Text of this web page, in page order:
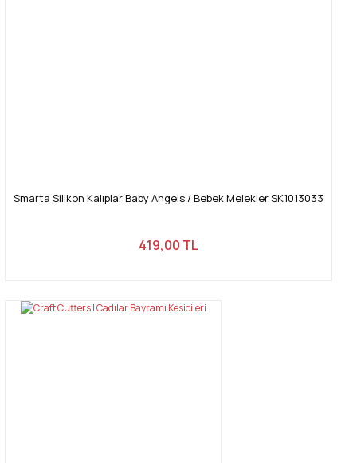
Smarta Silikon Kalıplar Baby Angels / Bebek Melekler SK1013033
419,00 TL